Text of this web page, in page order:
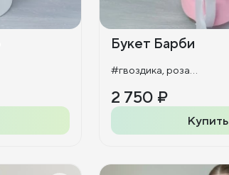
Букет Барби
#гвоздика, роза...
2 750 ₽
Купить